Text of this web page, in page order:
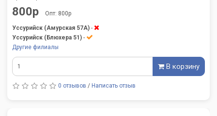
800р Опт: 800р
Уссурийск (Амурская 57А) -
Уссурийск (Блюхера 51) -
Другие филиалы
В корзину
0 отзывов / Написать отзыв